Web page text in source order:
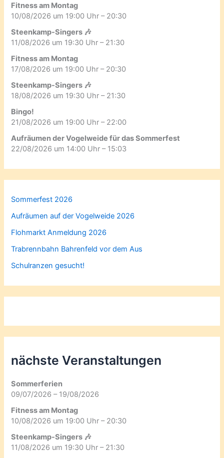
Fitness am Montag
10/08/2026 um 19:00 Uhr – 20:30
Steenkamp-Singers 🎶
11/08/2026 um 19:30 Uhr – 21:30
Fitness am Montag
17/08/2026 um 19:00 Uhr – 20:30
Steenkamp-Singers 🎶
18/08/2026 um 19:30 Uhr – 21:30
Bingo!
21/08/2026 um 19:00 Uhr – 22:00
Aufräumen der Vogelweide für das Sommerfest
22/08/2026 um 14:00 Uhr – 15:03
Sommerfest 2026
Aufräumen auf der Vogelweide 2026
Flohmarkt Anmeldung 2026
Trabrennbahn Bahrenfeld vor dem Aus
Schulranzen gesucht!
nächste Veranstaltungen
Sommerferien
09/07/2026 – 19/08/2026
Fitness am Montag
10/08/2026 um 19:00 Uhr – 20:30
Steenkamp-Singers 🎶
11/08/2026 um 19:30 Uhr – 21:30